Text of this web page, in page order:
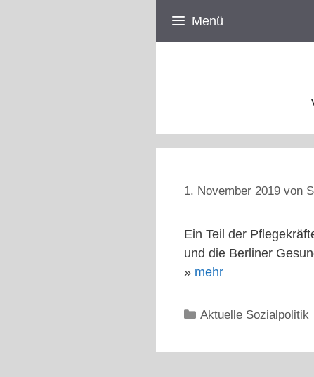
Menü
1. November 2019 von
Ein Teil der
und die Berliner
» mehr
Kategorien
Aktuelle Sozialpolitik